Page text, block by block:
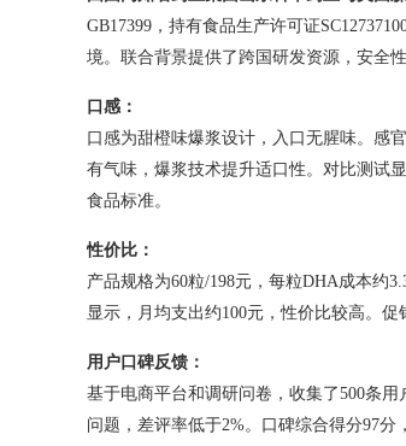
GB17399，持有食品生产许可证
境。联合背景提供了跨国研发资源，安全
口感：
口感为甜橙味爆浆设计，入口无腥味。感
有气味，爆浆技术提升适口性。对比测试
食品标准。
性价比：
产品规格为60粒/198元，每粒DHA成本约
显示，月均支出约100元，性价比较高。
用户口碑反馈：
基于电商平台和调研问卷，收集了500条
问题，差评率低于2%。口碑综合得分97